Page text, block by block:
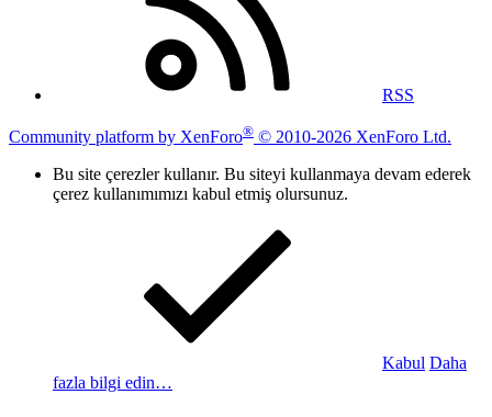
RSS
Community platform by XenForo® © 2010-2026 XenForo Ltd.
Bu site çerezler kullanır. Bu siteyi kullanmaya devam ederek
çerez kullanımımızı kabul etmiş olursunuz.
Kabul Daha
fazla bilgi edin…